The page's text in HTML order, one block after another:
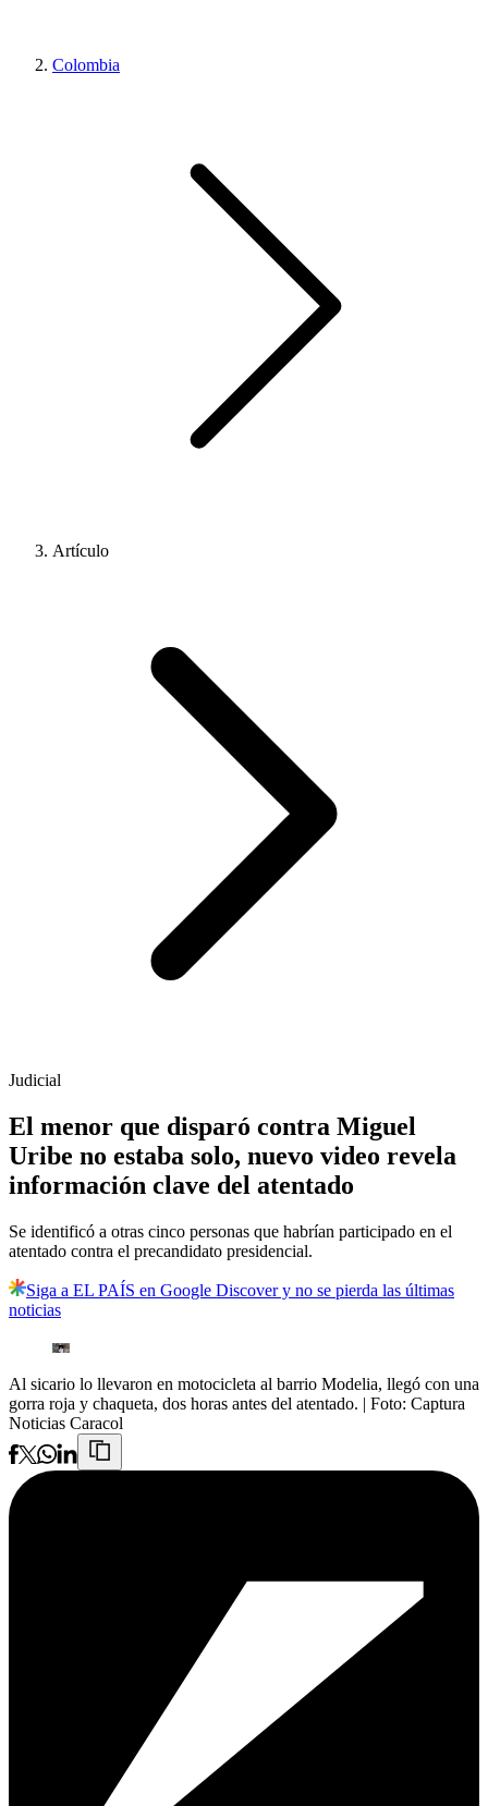
Colombia
Artículo
Judicial
El menor que disparó contra Miguel
Uribe no estaba solo, nuevo video revela
información clave del atentado
Se identificó a otras cinco personas que habrían participado en el
atentado contra el precandidato presidencial.
Siga a EL PAÍS en Google Discover y no se pierda las últimas
noticias
Al sicario lo llevaron en motocicleta al barrio Modelia, llegó con una
gorra roja y chaqueta, dos horas antes del atentado. | Foto: Captura
Noticias Caracol